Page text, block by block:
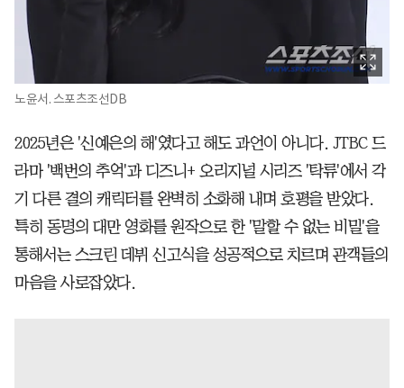
노윤서. 스포츠조선DB
2025년은 '신예은의 해'였다고 해도 과언이 아니다. JTBC 드
라마 '백번의 추억'과 디즈니+ 오리지널 시리즈 '탁류'에서 각
기 다른 결의 캐릭터를 완벽히 소화해 내며 호평을 받았다.
특히 동명의 대만 영화를 원작으로 한 '말할 수 없는 비밀'을
통해서는 스크린 데뷔 신고식을 성공적으로 치르며 관객들의
마음을 사로잡았다.